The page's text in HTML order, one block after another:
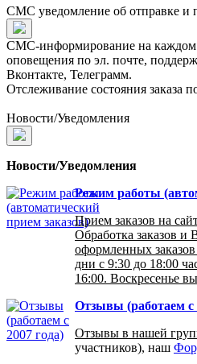
СМС уведомление об отправке и
СМС-информирование на каждом
оповещения по эл. почте,
Вконтакте, Телеграмм.
Отслеживание состояния заказа
Новости/Уведомления
Новости/Уведомления
Режим работы
Прием заказов на
Обработка заказов
оформленных
дни с 9:30 до 18:00
16:00. Воскресенье
Отзывы (работаем с
Отзывы в нашей
участников), наш